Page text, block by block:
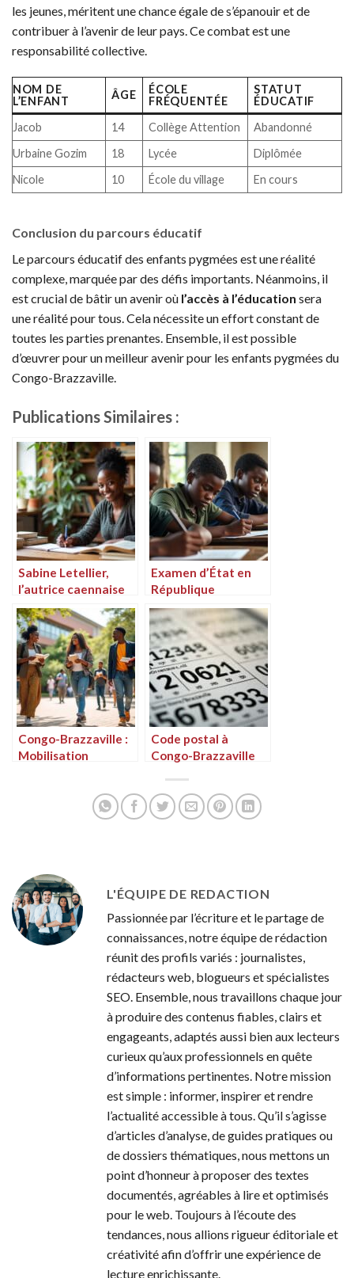
les jeunes, méritent une chance égale de s’épanouir et de
contribuer à l’avenir de leur pays. Ce combat est une
responsabilité collective.
NOM DE
L’ENFANT
ÂGE
ÉCOLE
FRÉQUENTÉE
STATUT
ÉDUCATIF
Jacob
14 Collège Attention
Abandonné
Urbaine Gozim
18 Lycée
Diplômée
Nicole
10 École du village En cours
Conclusion du parcours éducatif
Le parcours éducatif des enfants pygmées est une réalité
complexe, marquée par des défis importants. Néanmoins, il
est crucial de bâtir un avenir où l’accès à l’éducation sera
une réalité pour tous. Cela nécessite un effort constant de
toutes les parties prenantes. Ensemble, il est possible
d’œuvrer pour un meilleur avenir pour les enfants pygmées du
Congo-Brazzaville.
Publications Similaires :
Sabine Letellier,
l’autrice caennaise
d’origine congolaise,
nous offre un récit
poignant sur le
thème de
l’éducation
Examen d’État en
République
Démocratique du
Congo : une
vigilance accrue
pour garantir
l’intégrité des
épreuves
Congo-Brazzaville :
Mobilisation
Code postal à
Congo-Brazzaville
L'ÉQUIPE DE REDACTION
Passionnée par l’écriture et le partage de
connaissances, notre équipe de rédaction
réunit des profils variés : journalistes,
rédacteurs web, blogueurs et spécialistes
SEO. Ensemble, nous travaillons chaque jour
à produire des contenus fiables, clairs et
engageants, adaptés aussi bien aux lecteurs
curieux qu’aux professionnels en quête
d’informations pertinentes. Notre mission
est simple : informer, inspirer et rendre
l’actualité accessible à tous. Qu’il s’agisse
d’articles d’analyse, de guides pratiques ou
de dossiers thématiques, nous mettons un
point d’honneur à proposer des textes
documentés, agréables à lire et optimisés
pour le web. Toujours à l’écoute des
tendances, nous allions rigueur éditoriale et
créativité afin d’offrir une expérience de
lecture enrichissante.